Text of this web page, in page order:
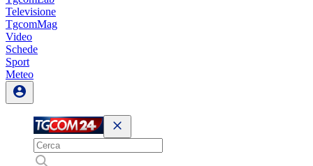
Televisione
TgcomMag
Video
Schede
Sport
Meteo